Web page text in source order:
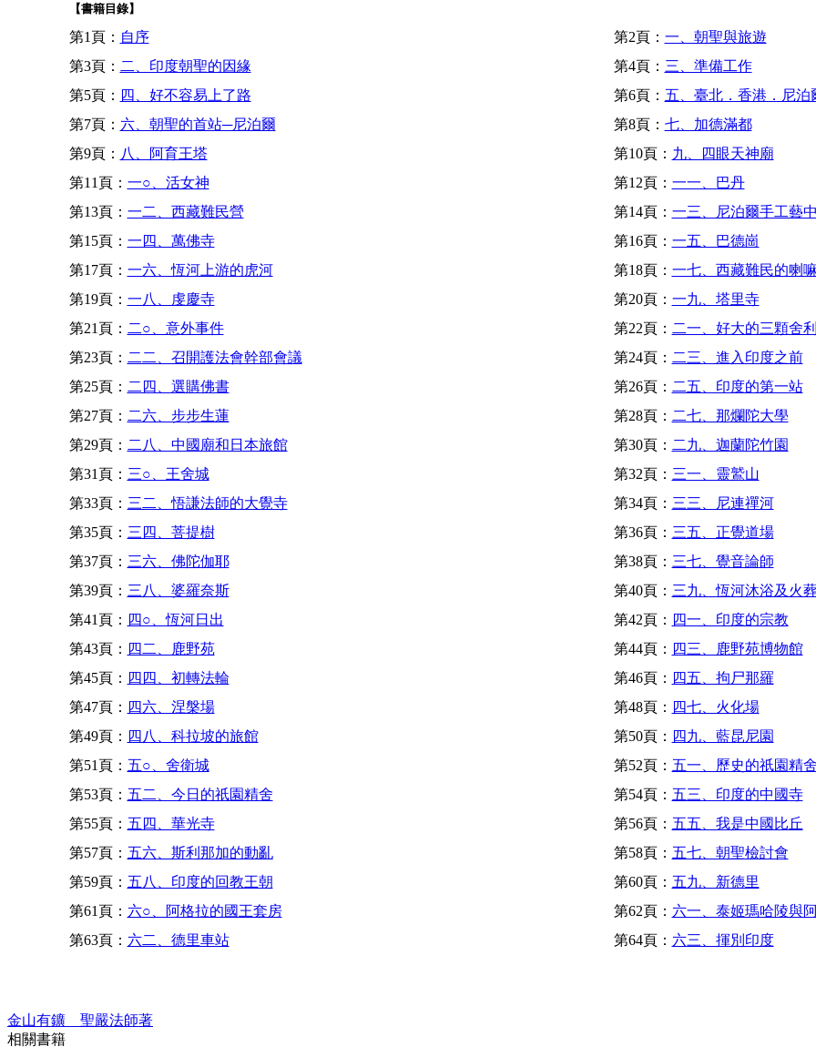
【書籍目錄】
第1頁： 自序 第2頁： 一、朝聖與旅遊
第3頁： 二、印度朝聖的因緣 第4頁： 三、準備工作
第5頁： 四、好不容易上了路 第6頁： 五、臺北．香港．尼泊
第7頁： 六、朝聖的首站─尼泊爾 第8頁： 七、加德滿都
第9頁： 八、阿育王塔 第10頁： 九、四眼天神廟
第11頁： 一○、活女神 第12頁： 一一、巴丹
第13頁： 一二、西藏難民營 第14頁： 一三、尼泊爾手工藝
第15頁： 一四、萬佛寺 第16頁： 一五、巴德崗
第17頁： 一六、恆河上游的虎河 第18頁： 一七、西藏難民的喇
第19頁： 一八、虔慶寺 第20頁： 一九、塔里寺
第21頁： 二○、意外事件 第22頁： 二一、好大的三顆舍
第23頁： 二二、召開護法會幹部會議 第24頁： 二三、進入印度之前
第25頁： 二四、選購佛書 第26頁： 二五、印度的第一站
第27頁： 二六、步步生蓮 第28頁： 二七、那爛陀大學
第29頁： 二八、中國廟和日本旅館 第30頁： 二九、迦蘭陀竹園
第31頁： 三○、王舍城 第32頁： 三一、靈鷲山
第33頁： 三二、悟謙法師的大覺寺 第34頁： 三三、尼連禪河
第35頁： 三四、菩提樹 第36頁： 三五、正覺道場
第37頁： 三六、佛陀伽耶 第38頁： 三七、覺音論師
第39頁： 三八、婆羅奈斯 第40頁： 三九、恆河沐浴及火
第41頁： 四○、恆河日出 第42頁： 四一、印度的宗教
第43頁： 四二、鹿野苑 第44頁： 四三、鹿野苑博物館
第45頁： 四四、初轉法輪 第46頁： 四五、拘尸那羅
第47頁： 四六、涅槃場 第48頁： 四七、火化場
第49頁： 四八、科拉坡的旅館 第50頁： 四九、藍昆尼園
第51頁： 五○、舍衛城 第52頁： 五一、歷史的祇園精
第53頁： 五二、今日的祇園精舍 第54頁： 五三、印度的中國寺
第55頁： 五四、華光寺 第56頁： 五五、我是中國比丘
第57頁： 五六、斯利那加的動亂 第58頁： 五七、朝聖檢討會
第59頁： 五八、印度的回教王朝 第60頁： 五九、新德里
第61頁： 六○、阿格拉的國王套房 第62頁： 六一、泰姬瑪哈陵與
第63頁： 六二、德里車站 第64頁： 六三、揮別印度
金山有鑛 聖嚴法師著
相關書籍